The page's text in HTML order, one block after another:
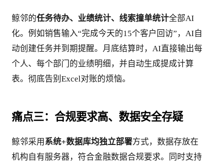
鲸邻的任务待办、业绩统计、线索撞单统计全部AI
化。例如销售输入“完成今天的15个客户回访”，AI自
动创建任务并到期提醒。月底结算时，AI直接输出每
个人、每个部门的业绩明细，并自动生成提成计算
表。彻底告别Excel对账的烦恼。
痛点三：合规要求高、数据安全存疑
鲸邻采用 系统+数据库均独立部署方式，数据存放在
机构自有服务器，符合金融数据合规要求。同时支持